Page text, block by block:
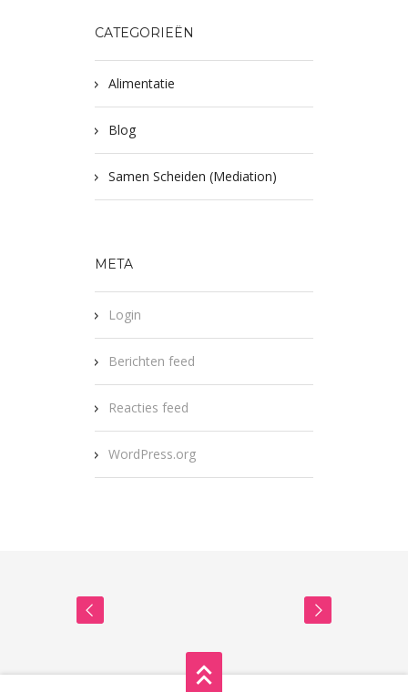
CATEGORIEËN
Alimentatie
Blog
Samen Scheiden (Mediation)
META
Login
Berichten feed
Reacties feed
WordPress.org